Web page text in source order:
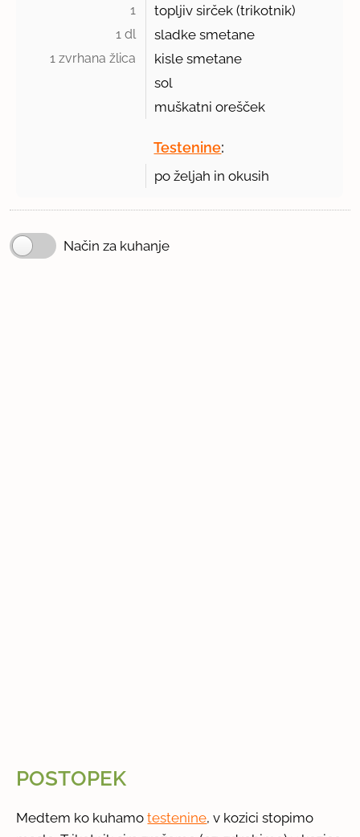
1 topljiv sirček (trikotnik)
1 dl sladke smetane
1 zvrhana žlica
kisle smetane
sol
muškatni orešček
Testenine:
po željah in okusih
Način za kuhanje
POSTOPEK
Medtem ko kuhamotestenine, v kozici stopimo